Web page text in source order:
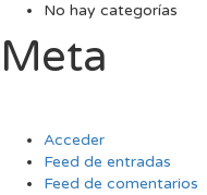
No hay categorías
Meta
Acceder
Feed de entradas
Feed de comentarios